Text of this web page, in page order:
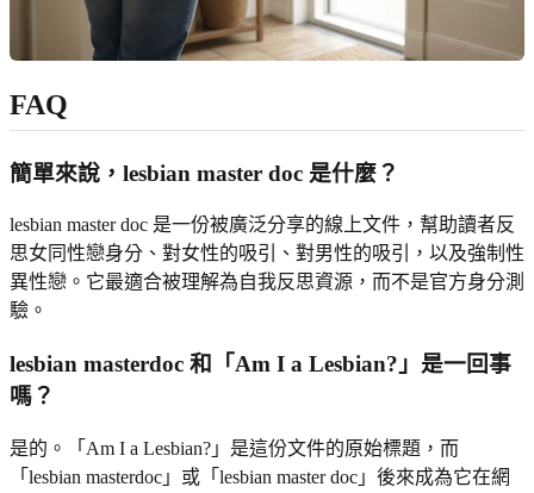
FAQ
簡單來說，lesbian master doc 是什麼？
lesbian master doc 是一份被廣泛分享的線上文件，幫助讀者反
思女同性戀身分、對女性的吸引、對男性的吸引，以及強制性
異性戀。它最適合被理解為自我反思資源，而不是官方身分測
驗。
lesbian masterdoc 和「Am I a Lesbian?」是一回事
嗎？
是的。「Am I a Lesbian?」是這份文件的原始標題，而
「lesbian masterdoc」或「lesbian master doc」後來成為它在網